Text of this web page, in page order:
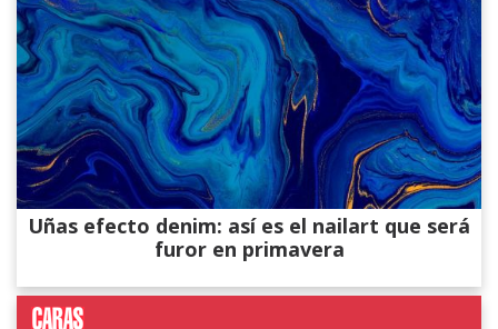
Uñas efecto denim: así es el nailart que será
furor en primavera